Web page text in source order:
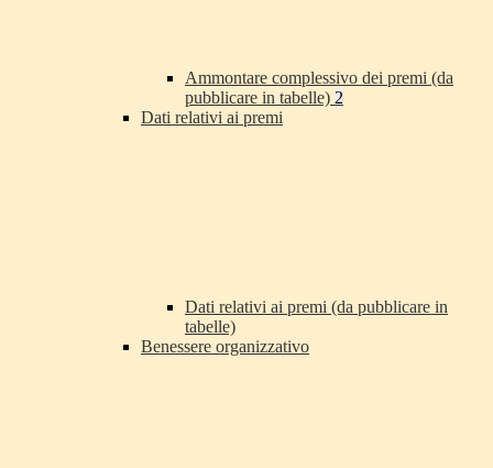
Ammontare complessivo dei premi (da
pubblicare in tabelle) 2
Dati relativi ai premi
Dati relativi ai premi (da pubblicare in
tabelle)
Benessere organizzativo